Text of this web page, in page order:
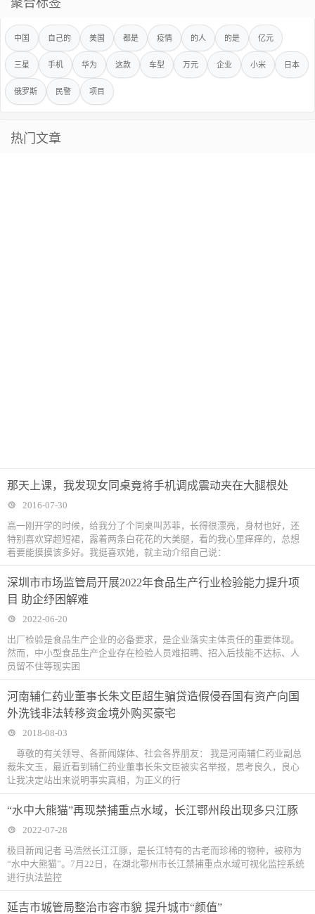
聚合标签
中国 自己的 美国 都是 疫情 的人 的是 亿元
三星 手机 华为 这款 车型 万元 企业 小米 日本
俄罗斯 民警 项目
热门文章
那天上课，我发现女同桌竟将手机调成震动夹在大腿根处
2016-07-30
高一刚开学的时候，给我分了个同桌叫苏菲，长得很漂亮，身材也好，还
特别喜欢穿超短裙，露着两条白花花的大美腿，看的我心里痒痒的，总想
着要能摸摸该多好。我挺喜欢她，就主动介绍自己说：
深圳市市场监管局开展2022年食品生产行业检验能力提升项
目 助企纾困解难
2022-06-20
出厂检验是食品生产企业的必备要求，是企业落实主体责任的重要体现。
然而，中小型食品生产企业存在检验人员难招聘、招入后技能不达标、人
员留不住等现实困
河南辅仁药业董事长朱文臣超生骗贷造假侵吞国有资产向国
外洗钱非法转移资金境外购买豪宅
2018-08-03
尊敬的有关领导、各新闻媒体、社会各界朋友： 我是河南辅仁药业副总
裁朱文玉，最近看到辅仁药业董事长朱文臣被实名举报，思考良久，良心
让我决定站出来说明事实真相，为正义的行
“水中大熊猫”再现禁捕重点水域，长江鄂州段出现多只江豚
2022-07-28
极目新闻记者 马浩然长江江豚，是长江特有的古老而珍稀的物种，被称为
“水中大熊猫”。7月22日，在湖北鄂州市长江禁捕重点水域可视化监控系统
进行执法监控
延吉市城管局整治市容市貌 提升城市“颜值”